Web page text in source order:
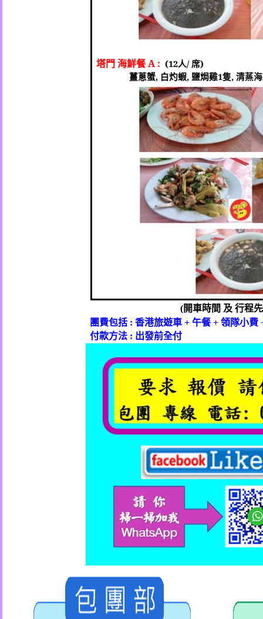
塔門 海鮮餐A : (12人/ 席)
薑蔥蟹, 白灼蝦, 鹽焗雞1隻, 清蒸
(開車時間 及 行程
團費包括 :香港旅遊車 +午餐+領隊小費
付款方法 : 出發前全付